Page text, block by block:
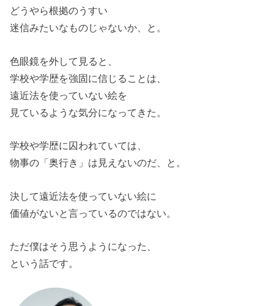
どうやら根拠のうすい
迷信みたいなものじゃないか、と。
色眼鏡を外して見ると、
学校や学歴を強固に信じることは、
遠近法を使っていない絵を
見ているような気分になってきた。
学校や学歴に囚われていては、
物事の「奥行き」は見えないのだ、と。
決して遠近法を使っていない絵に
価値がないと言っているのではない。
ただ僕はそう思うようになった、
という話です。